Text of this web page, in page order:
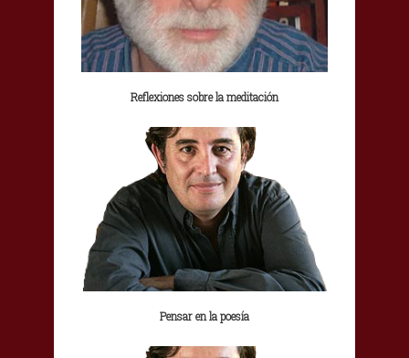
Reflexiones sobre la meditación
Pensar en la poesía